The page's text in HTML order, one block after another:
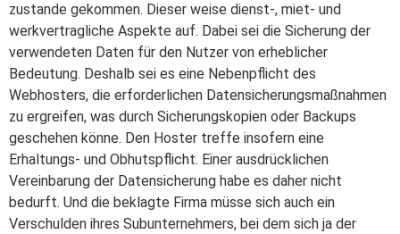
zustande gekommen. Dieser weise dienst-, miet- und
werkvertragliche Aspekte auf. Dabei sei die Sicherung der
verwendeten Daten für den Nutzer von erheblicher
Bedeutung. Deshalb sei es eine Nebenpflicht des
Webhosters, die erforderlichen Datensicherungsmaßnahmen
zu ergreifen, was durch Sicherungskopien oder Backups
geschehen könne. Den Hoster treffe insofern eine
Erhaltungs- und Obhutspflicht. Einer ausdrücklichen
Vereinbarung der Datensicherung habe es daher nicht
bedurft. Und die beklagte Firma müsse sich auch ein
Verschulden ihres Subunternehmers, bei dem sich ja der